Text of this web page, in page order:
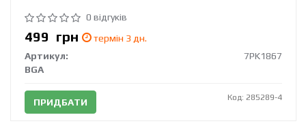
0 відгуків
499 грн
термін 3 дн.
Артикул:
7PK1867
BGA
ПРИДБАТИ Код: 285289-4